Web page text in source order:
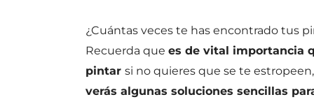
¿Cuántas veces te has encontrado tus
Recuerda que es de vital importancia
pintar si no quieres que se te
verás algunas soluciones sencillas